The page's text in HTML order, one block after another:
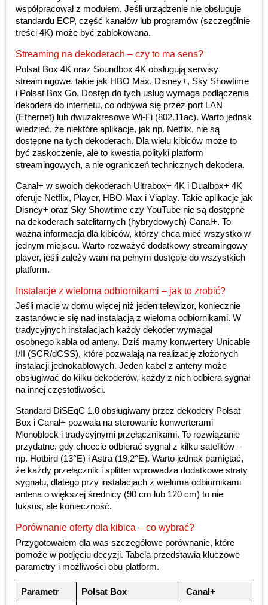
współpracował z modułem. Jeśli urządzenie nie obsługuje
standardu ECP, część kanałów lub programów (szczególnie
treści 4K) może być zablokowana.
Streaming na dekoderach – czy to ma sens?
Polsat Box 4K oraz Soundbox 4K obsługują serwisy
streamingowe, takie jak HBO Max, Disney+, Sky Showtime
i Polsat Box Go. Dostęp do tych usług wymaga podłączenia
dekodera do internetu, co odbywa się przez port LAN
(Ethernet) lub dwuzakresowe Wi-Fi (802.11ac). Warto jednak
wiedzieć, że niektóre aplikacje, jak np. Netflix, nie są
dostępne na tych dekoderach. Dla wielu kibiców może to
być zaskoczenie, ale to kwestia polityki platform
streamingowych, a nie ograniczeń technicznych dekodera.
Canal+ w swoich dekoderach Ultrabox+ 4K i Dualbox+ 4K
oferuje Netflix, Player, HBO Max i Viaplay. Takie aplikacje jak
Disney+ oraz Sky Showtime czy YouTube nie są dostępne
na dekoderach satelitarnych (hybrydowych) Canal+. To
ważna informacja dla kibiców, którzy chcą mieć wszystko w
jednym miejscu. Warto rozważyć dodatkowy streamingowy
player, jeśli zależy wam na pełnym dostępie do wszystkich
platform.
Instalacje z wieloma odbiornikami – jak to zrobić?
Jeśli macie w domu więcej niż jeden telewizor, koniecznie
zastanówcie się nad instalacją z wieloma odbiornikami. W
tradycyjnych instalacjach każdy dekoder wymagał
osobnego kabla od anteny. Dziś mamy konwertery Unicable
I/II (SCR/dCSS), które pozwalają na realizację złożonych
instalacji jednokablowych. Jeden kabel z anteny może
obsługiwać do kilku dekoderów, każdy z nich odbiera sygnał
na innej częstotliwości.
Standard DiSEqC 1.0 obsługiwany przez dekodery Polsat
Box i Canal+ pozwala na sterowanie konwerterami
Monoblock i tradycyjnymi przełącznikami. To rozwiązanie
przydatne, gdy chcecie odbierać sygnał z kilku satelitów –
np. Hotbird (13°E) i Astra (19,2°E). Warto jednak pamiętać,
że każdy przełącznik i splitter wprowadza dodatkowe straty
sygnału, dlatego przy instalacjach z wieloma odbiornikami
antena o większej średnicy (90 cm lub 120 cm) to nie
luksus, ale konieczność.
Porównanie oferty dla kibica – co wybrać?
Przygotowałem dla was szczegółowe porównanie, które
pomoże w podjęciu decyzji. Tabela przedstawia kluczowe
parametry i możliwości obu platform.
Parametr Polsat Box
Canal+